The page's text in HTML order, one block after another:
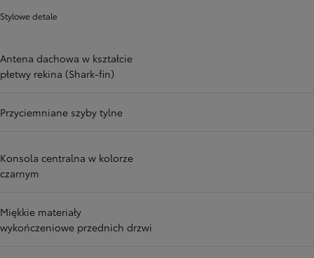
Stylowe detale
Antena dachowa w kształcie
płetwy rekina (Shark-fin)
Przyciemniane szyby tylne
Konsola centralna w kolorze
czarnym
Miękkie materiały
wykończeniowe przednich drzwi